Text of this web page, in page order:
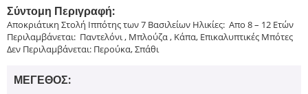
Σύντομη Περιγραφή:
Αποκριάτικη Στολή Ιππότης των 7 Βασιλείων Ηλικίες: Απο 8 – 12 Ετών
Περιλαμβάνεται: Παντελόνι , Mπλούζα , Kάπα, Eπικαλυπτικές Mπότες
Δεν Περιλαμβάνεται: Περούκα, Σπάθι
ΜΈΓΕΘΟΣ: